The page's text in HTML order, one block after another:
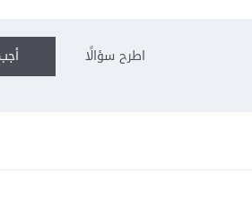
اطرح سؤالًا